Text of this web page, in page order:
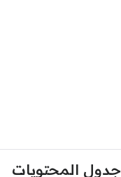
جدول المحتويات